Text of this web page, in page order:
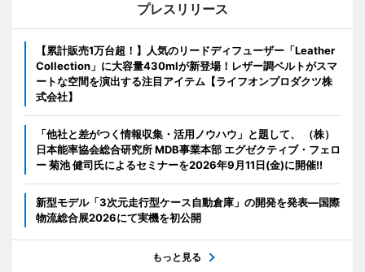
プレスリリース
【累計販売1万台超！】人気のリードディフューザー「Leather
Collection」に大容量430mlが新登場！レザー調ベルトがスマ
ートな空間を演出する注目アイテム【ライフオンプロダクツ株
式会社】
「他社と差がつく情報収集・活用ノウハウ」と題して、 （株）
日本能率協会総合研究所 MDB事業本部 エグゼクティブ・フェロ
ー 菊池 健司氏によるセミナーを2026年9月11日(金)に開催!!
新型モデル「3次元走行型ケース自動倉庫」の開発を発表―国際
物流総合展2026にて実機を初公開
もっと見る